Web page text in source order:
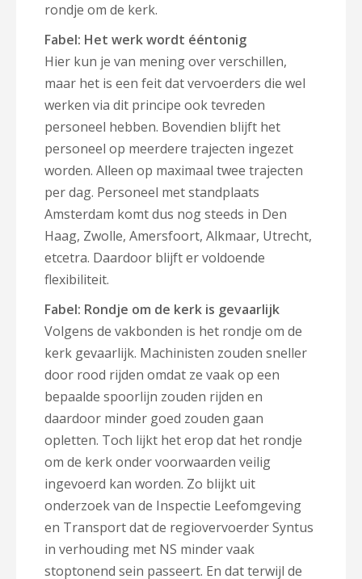
rondje om de kerk.
Fabel: Het werk wordt ééntonig
Hier kun je van mening over verschillen,
maar het is een feit dat vervoerders die wel
werken via dit principe ook tevreden
personeel hebben. Bovendien blijft het
personeel op meerdere trajecten ingezet
worden. Alleen op maximaal twee trajecten
per dag. Personeel met standplaats
Amsterdam komt dus nog steeds in Den
Haag, Zwolle, Amersfoort, Alkmaar, Utrecht,
etcetra. Daardoor blijft er voldoende
flexibiliteit.
Fabel: Rondje om de kerk is gevaarlijk
Volgens de vakbonden is het rondje om de
kerk gevaarlijk. Machinisten zouden sneller
door rood rijden omdat ze vaak op een
bepaalde spoorlijn zouden rijden en
daardoor minder goed zouden gaan
opletten. Toch lijkt het erop dat het rondje
om de kerk onder voorwaarden veilig
ingevoerd kan worden. Zo blijkt uit
onderzoek van de Inspectie Leefomgeving
en Transport dat de regiovervoerder Syntus
in verhouding met NS minder vaak
stoptonend sein passeert. En dat terwijl de